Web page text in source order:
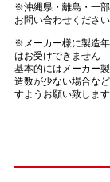
※沖縄県・離島・一
お問い合わせください
※メーカー様に製造
はお受けできません
基本的にはメーカー
造数が少ない場合な
すようお願い致します